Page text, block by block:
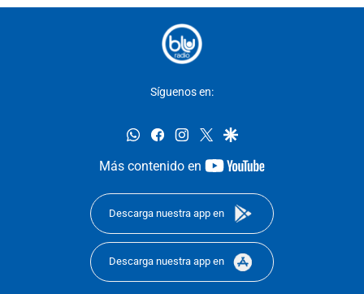
Síguenos en:
whatsappfacebookinstagram
twittergoogle
Más contenido en
youtube-
Descarga nuestra app en
Descarga nuestra app en